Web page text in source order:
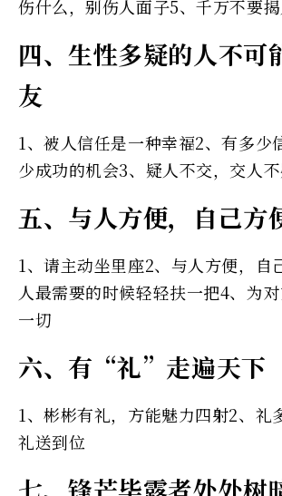
伤什么，别伤人面子5、千万不要
四、生性多疑的人不可
友
1、被人信任是一种幸福2、有多少
少成功的机会3、疑人不交，交人
五、与人方便，自己方
1、请主动坐里座2、与人方便，自
人最需要的时候轻轻扶一把4、为
一切
六、有“礼”走遍天下
1、彬彬有礼，方能魅力四射2、礼
礼送到位
七、锋芒毕露者处处树